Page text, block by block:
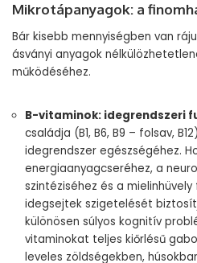
Mikrotápanyagok: a
Bár kisebb mennyiségben van
ásványi anyagok
működéséhez.
B-vitaminok: idegrendszeri
családja (B1, B6, B9 – folsav,
idegrendszer egészségéhez.
energiaanyagcseréhez, a
szintéziséhez és a
idegsejtek szigetelését
különösen súlyos kognitív
vitaminokat teljes kiőrlésű
leveles zöldségekben,